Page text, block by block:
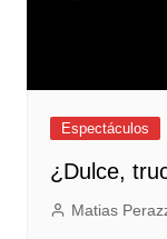
Espectáculos
¿Dulce,
Matias